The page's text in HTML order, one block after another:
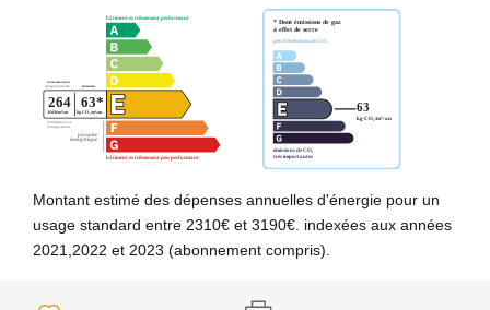
Montant estimé des dépenses annuelles d'énergie pour un
usage standard entre 2310€ et 3190€. indexées aux années
2021,2022 et 2023 (abonnement compris).